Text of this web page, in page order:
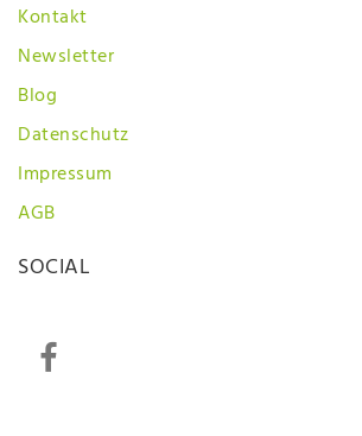
Kontakt
Newsletter
Blog
Datenschutz
Impressum
AGB
SOCIAL